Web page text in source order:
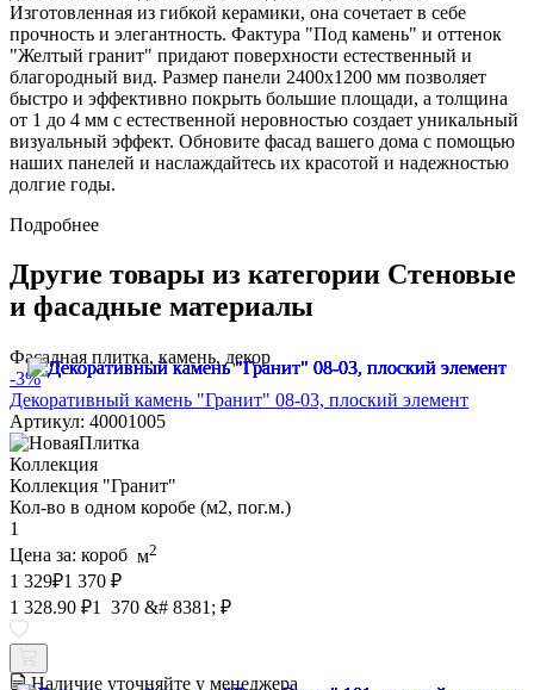
Изготовленная из гибкой керамики, она сочетает в себе
прочность и элегантность. Фактура "Под камень" и оттенок
"Желтый гранит" придают поверхности естественный и
благородный вид. Размер панели 2400x1200 мм позволяет
быстро и эффективно покрыть большие площади, а толщина
от 1 до 4 мм с естественной неровностью создает уникальный
визуальный эффект. Обновите фасад вашего дома с помощью
наших панелей и наслаждайтесь их красотой и надежностью
долгие годы.
Подробнее
Другие товары из категории Стеновые
и фасадные материалы
Фасадная плитка, камень, декор
-3%
Декоративный камень "Гранит" 08-03, плоский элемент
Артикул: 40001005
Коллекция
Коллекция "Гранит"
Кол-во в одном коробе (м2, пог.м.)
1
Цена за: короб м2
1 329₽1 370 ₽
1 328.90 ₽1 370 &# 8381; ₽
Наличие уточняйте у менеджера